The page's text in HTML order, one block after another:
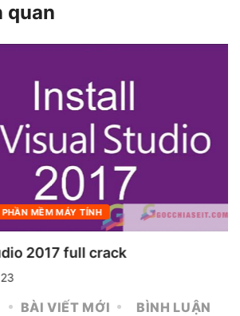
quan
MỀM MÁY TÍNH
2017 full crack
BÀI VIẾT MỚI BÌNH LUẬN